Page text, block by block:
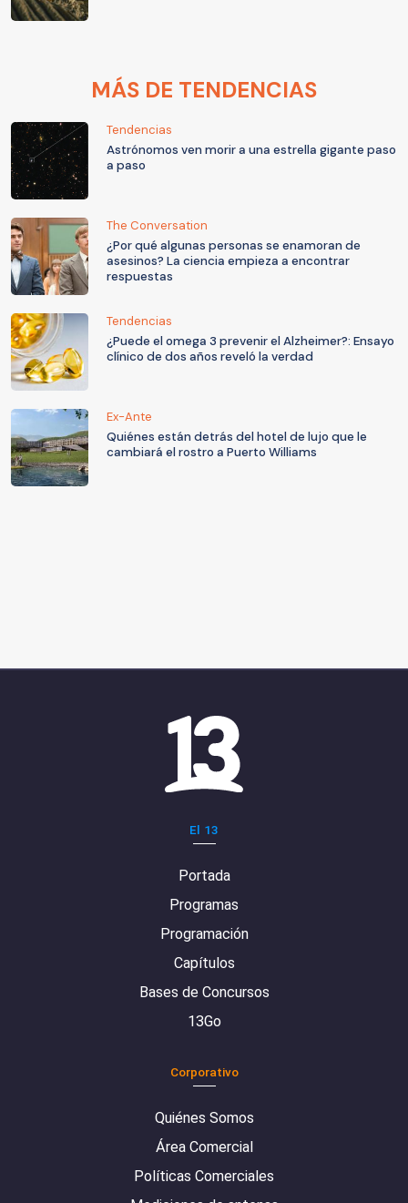
MÁS DE TENDENCIAS
Tendencias
Astrónomos ven morir a una estrella gigante paso
a paso
The Conversation
¿Por qué algunas personas se enamoran de
asesinos? La ciencia empieza a encontrar
respuestas
Tendencias
¿Puede el omega 3 prevenir el Alzheimer?: Ensayo
clínico de dos años reveló la verdad
Ex-Ante
Quiénes están detrás del hotel de lujo que le
cambiará el rostro a Puerto Williams
El 13
Portada
Programas
Programación
Capítulos
Bases de Concursos
13Go
Corporativo
Quiénes Somos
Área Comercial
Políticas Comerciales